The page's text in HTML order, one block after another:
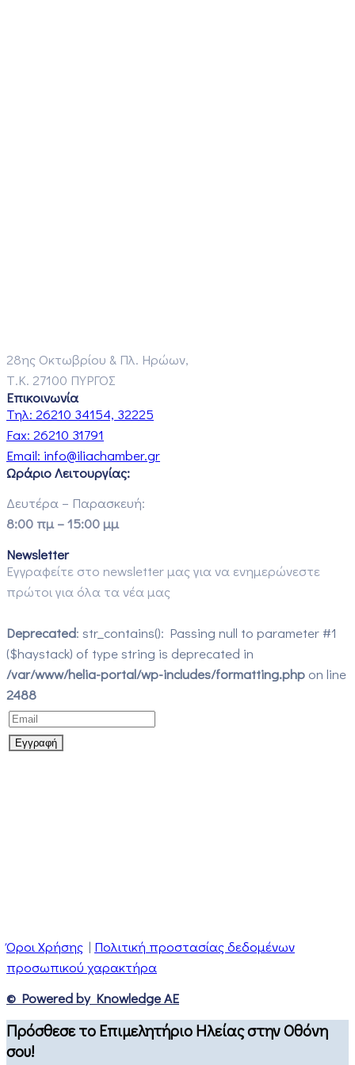
28ης Οκτωβρίου & Πλ. Ηρώων,
Τ.Κ. 27100 ΠΥΡΓΟΣ
Επικοινωνία
Τηλ: 26210 34154, 32225
Fax: 26210 31791
Email: info@iliachamber.gr
Ωράριο Λειτουργίας:
Δευτέρα – Παρασκευή:
8:00 πμ – 15:00 μμ
Newsletter
Εγγραφείτε στο newsletter μας για να ενημερώνεστε
πρώτοι για όλα τα νέα μας
Deprecated: str_contains(): Passing null to parameter #1
($haystack) of type string is deprecated in
/var/www/helia-portal/wp-includes/formatting.php on line
2488
Όροι Χρήσης | Πολιτική προστασίας δεδομένων
προσωπικού χαρακτήρα
© Powered by Knowledge AE
Πρόσθεσε το Επιμελητήριο Ηλείας στην Οθόνη
σου!